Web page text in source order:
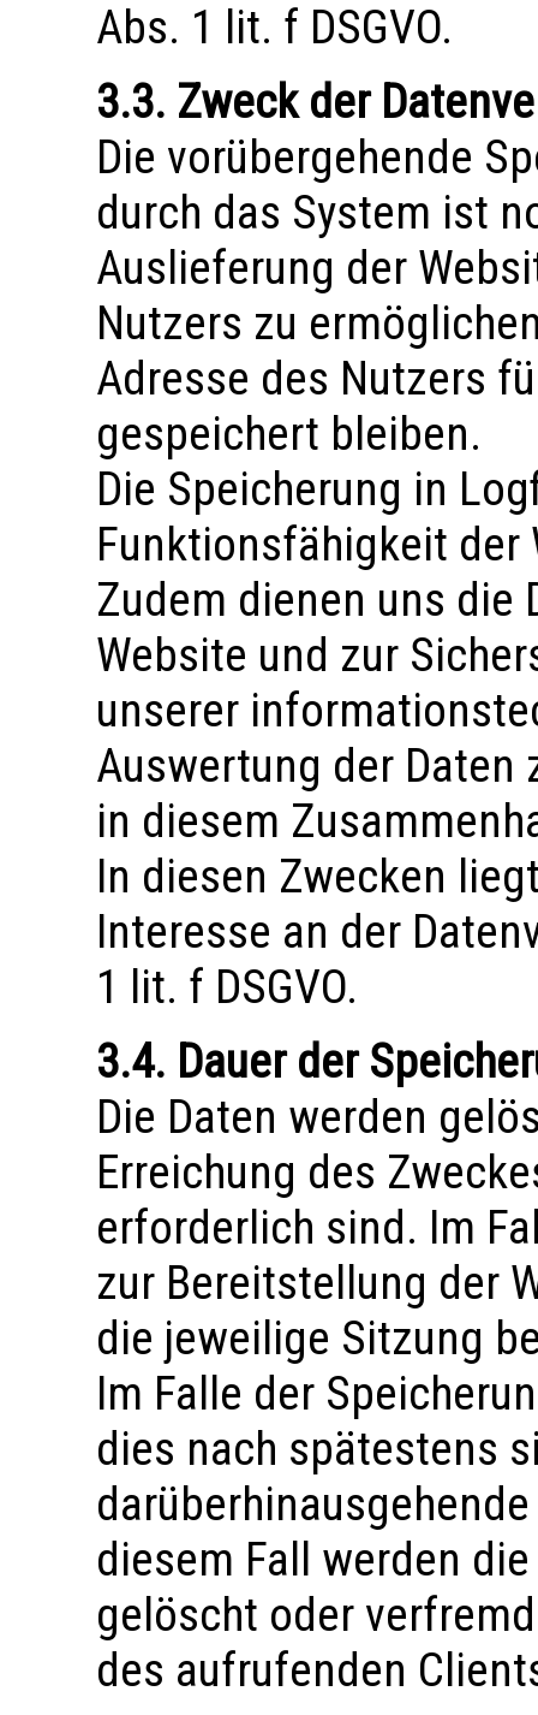
Abs. 1 lit. f DSGVO.
3.3. Zweck der
Die vorübergehende
durch das System ist
Auslieferung der
Nutzers zu
Adresse des Nutzers
gespeichert bleiben.
Die Speicherung in
Funktionsfähigkeit
Zudem dienen uns die
Website und zur
unserer
Auswertung der
in diesem
In diesen Zwecken
Interesse an der
1 lit. f DSGVO.
3.4. Dauer der
Die Daten werden
Erreichung des
erforderlich sind. Im
zur Bereitstellung der
die jeweilige Sitzung
Im Falle der
dies nach spätestens
diesem Fall werden
gelöscht oder
des aufrufenden